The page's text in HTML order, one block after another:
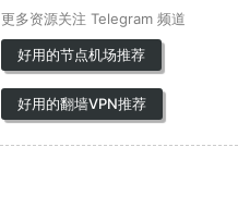
更多资源关注 Telegram 频道
好用的节点机场推荐
好用的翻墙VPN推荐